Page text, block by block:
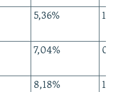
5,36%
7,04%
8,18%